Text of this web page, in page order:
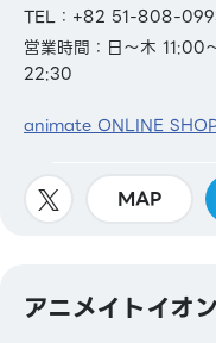
TEL：+82 51-808-
営業時間：日～木
22:30
animate ONLINE
MAP
アニメイトイオ